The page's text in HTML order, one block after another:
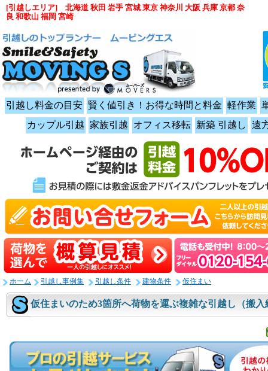
引越し料金の目安 賢く値引き！お得な時間と料金 軽作業
カップル引越 家族引越 オフィス移転 新築 引越し 遠
ホーム 引越し事例集 引越し条件 建物条件 仮住まい
仮住まいのため3箇所へ荷物を運ぶ複雑な引越し（搬入
[引越しエリア] 北海道 秋田 岩手 宮城 東京 神奈川 大阪 兵庫 京都 奈
良 和歌山 福岡 宮崎